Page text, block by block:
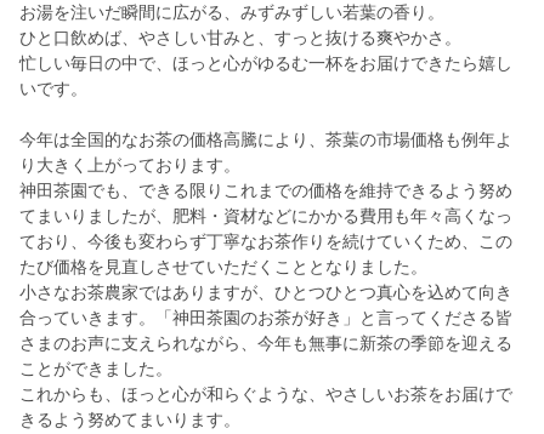
お湯を注いだ瞬間に広がる、みずみずしい若葉の香り。
ひと口飲めば、やさしい甘みと、すっと抜ける爽やかさ。
忙しい毎日の中で、ほっと心がゆるむ一杯をお届けできたら嬉し
いです。
今年は全国的なお茶の価格高騰により、茶葉の市場価格も例年よ
り大きく上がっております。
神田茶園でも、できる限りこれまでの価格を維持できるよう努め
てまいりましたが、肥料・資材などにかかる費用も年々高くなっ
ており、今後も変わらず丁寧なお茶作りを続けていくため、この
たび価格を見直しさせていただくこととなりました。
小さなお茶農家ではありますが、ひとつひとつ真心を込めて向き
合っていきます。「神田茶園のお茶が好き」と言ってくださる皆
さまのお声に支えられながら、今年も無事に新茶の季節を迎える
ことができました。
これからも、ほっと心が和らぐような、やさしいお茶をお届けで
きるよう努めてまいります。